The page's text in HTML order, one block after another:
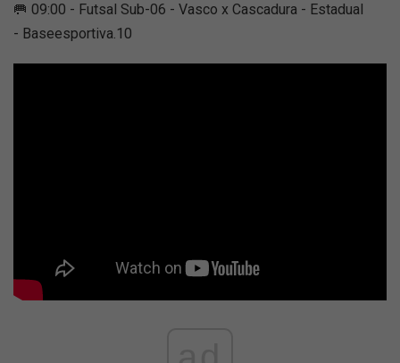
🥅 09:00 - Futsal Sub-06 - Vasco x Cascadura - Estadual
- Baseesportiva.10